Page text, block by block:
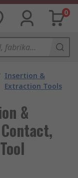
0
Insertion &
Extraction Tools
&